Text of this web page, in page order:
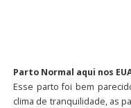
Parto Normal aqui nos
Esse parto foi bem
clima de tranquilidade, as